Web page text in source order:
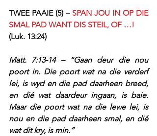
TWEE PAAIE (5) – SPAN JOU IN OP DIE
SMAL PAD WANT DIS STEIL, OF …!
(Luk. 13:24)
Matt. 7:13-14 – “Gaan deur die nou
poort in. Die poort wat na die verderf
lei, is wyd en die pad daarheen breed,
en dié wat daardeur ingaan, is baie.
Maar die poort wat na die lewe lei, is
nou en die pad daarheen smal, en dié
wat dit kry, is min.”